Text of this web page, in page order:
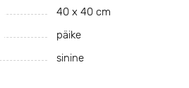
40 х 40 cm
päike
sinine